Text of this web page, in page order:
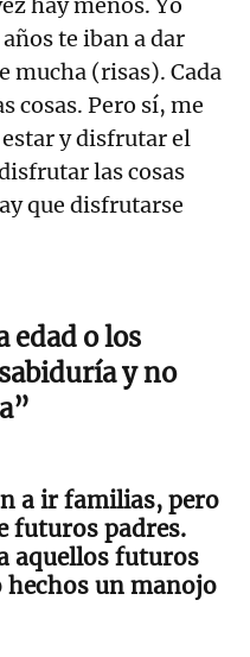
hay menos. Yo
te iban a dar
mucha (risas). Cada
cosas. Pero sí, me
estar y disfrutar el
las cosas
que disfrutarse
edad o los
y no
a ir familias, pero
futuros padres.
aquellos futuros
hechos un manojo